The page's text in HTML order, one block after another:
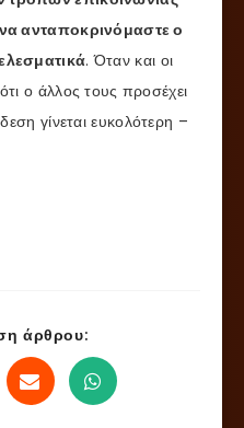
ανταποκρινόμαστε ο
. Όταν και οι
ο άλλος τους προσέχει
γίνεται ευκολότερη –
άρθρου: